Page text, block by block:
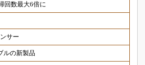
回数最大6倍に
サー
ルの新製品